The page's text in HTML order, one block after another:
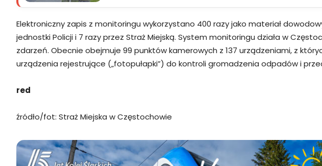
Elektroniczny zapis z monitoringu wykorzystano 400 razy jako materiał
jednostki Policji i 7 razy przez Straż Miejską. System monitoringu działa w
zdarzeń. Obecnie obejmuje 99 punktów kamerowych z 137 urządzeniami, z
urządzenia rejestrujące („fotopułapki”) do kontroli gromadzenia odpadów i
red
źródło/fot: Straż Miejska w Częstochowie